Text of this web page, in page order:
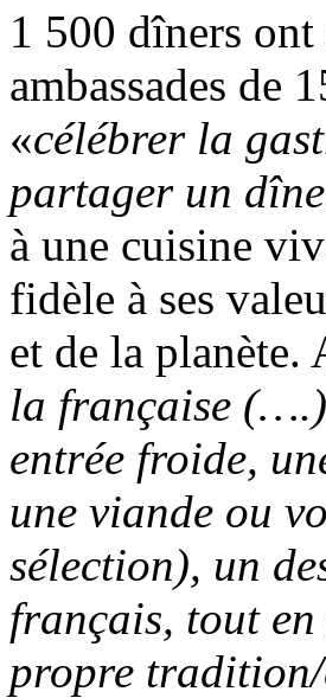
1 500 dîners ont
ambassades de
«célébrer la
partager un
à une cuisine
fidèle à ses
et de la planète.
la française
entrée froide,
une viande ou
sélection), un
français, tout
propre